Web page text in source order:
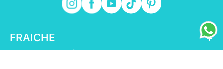
FRAICHE
+